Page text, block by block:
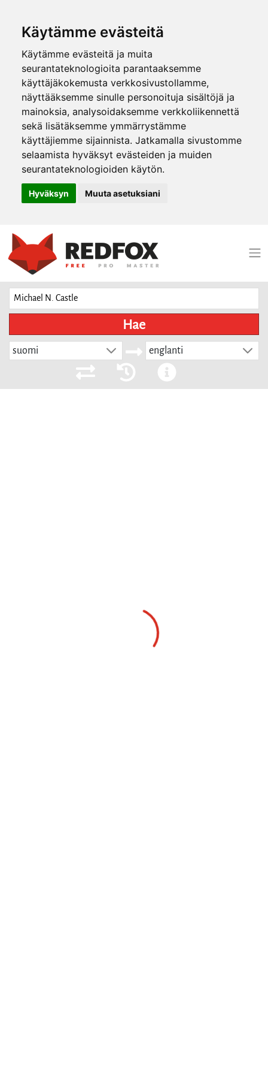
Käytämme evästeitä
Käytämme evästeitä ja muita
seurantateknologioita parantaaksemme
käyttäjäkokemusta verkkosivustollamme,
näyttääksemme sinulle personoituja sisältöjä ja
mainoksia, analysoidaksemme verkkoliikennettä
sekä lisätäksemme ymmärrystämme
käyttäjiemme sijainnista. Jatkamalla sivustomme
selaamista hyväksyt evästeiden ja muiden
seurantateknologioiden käytön.
Hyväksyn Muuta asetuksiani
Hae
suomi englanti